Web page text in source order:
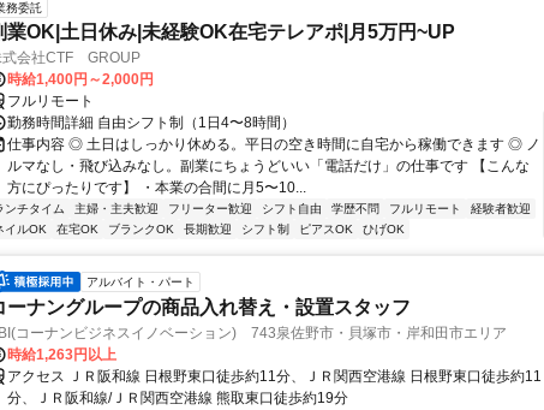
務委託
業OK|土日休み|未経験OK在宅テレアポ|月5万円~UP
式会社CTF GROUP
時給1,400円～2,000円
フルリモート
勤務時間詳細 自由シフト制（1日4〜8時間）
仕事内容 ◎ 土日はしっかり休める。平日の空き時間に自宅から稼働できます ◎ ノ
ルマなし・飛び込みなし。副業にちょうどいい「電話だけ」の仕事です 【こんな
方にぴったりです】 ・本業の合間に月5〜10...
ンチタイム 主婦・主夫歓迎 フリーター歓迎 シフト自由 学歴不問 フルリモート
経験者歓迎
イルOK
在宅OK ブランクOK 長期歓迎 シフト制 ピアスOK ひげOK
アルバイト・パート
ーナングループの商品入れ替え・設置スタッフ
コーナンビジネスイノベーション) 743泉佐野市・貝塚市・岸和田市エリア
時給1,263円以上
アクセス ＪＲ阪和線 日根野東口徒歩約11分、ＪＲ関西空港線 日根野東口徒歩約11
分、ＪＲ阪和線/ＪＲ関西空港線 熊取東口徒歩約19分